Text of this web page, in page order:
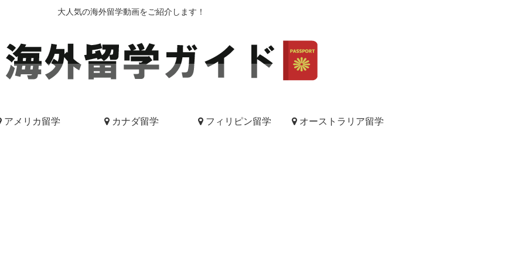
大人気の海外留学動画をご紹介します！
アメリカ留学 カナダ留学 フィリピン留学 オーストラリア留学